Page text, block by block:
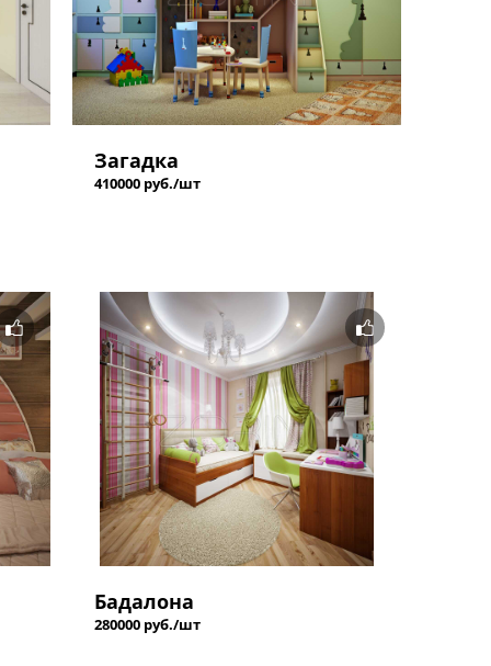
Загадка
410000 руб./шт
Бадалона
280000 руб./шт